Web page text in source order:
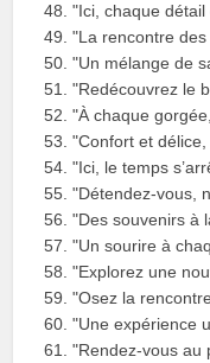
"Ici, chaque détail
"La rencontre
"Un mélange de
"Redécouvrez le
"À chaque
"Confort et
"Ici, le temps
"Détendez-vous,
"Des souvenirs à
"Un sourire à
"Explorez une
"Osez la
"Une expérience
"Rendez-vous au